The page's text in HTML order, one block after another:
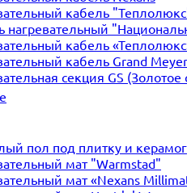
кабель
нагревательный
кабель
кабель Grand Meyer
секция GS (Золотое
секция "Теплый
пол под плитку и
мат "Warmstad"
мат «Nexans